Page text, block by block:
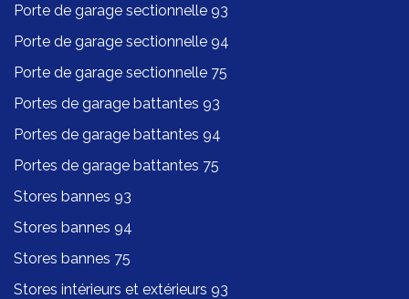
Porte de garage sectionnelle 93
Porte de garage sectionnelle 94
Porte de garage sectionnelle 75
Portes de garage battantes 93
Portes de garage battantes 94
Portes de garage battantes 75
Stores bannes 93
Stores bannes 94
Stores bannes 75
Stores intérieurs et extérieurs 93